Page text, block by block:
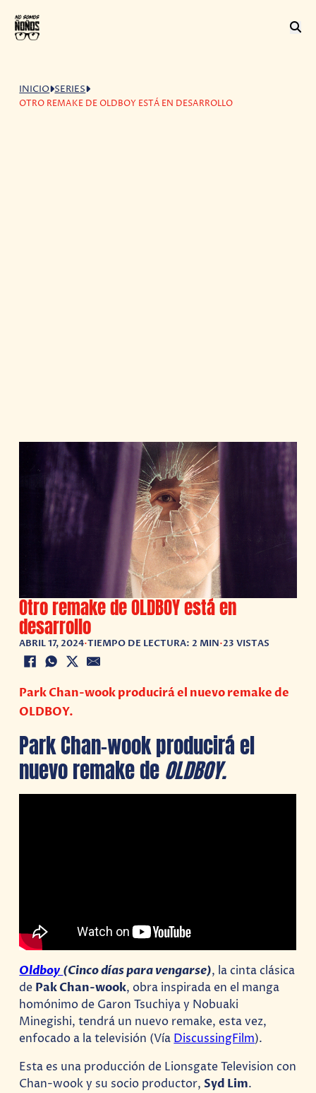
INICIO SERIES
OTRO REMAKE DE OLDBOY ESTÁ EN DESARROLLO
Otro remake de OLDBOY está en
desarrollo
ABRIL 17, 2024•TIEMPO DE LECTURA: 2 MIN•23 VISTAS
Park Chan-wook producirá el nuevo remake de
OLDBOY.
Park Chan-wook producirá el
nuevo remake de OLDBOY.
Oldboy(Cinco días para vengarse), la cinta clásica
de Pak Chan-wook, obra inspirada en el manga
homónimo de Garon Tsuchiya y Nobuaki
Minegishi, tendrá un nuevo remake, esta vez,
enfocado a la televisión (Vía DiscussingFilm).
Esta es una producción de Lionsgate Television con
Chan-wook y su socio productor,Syd Lim.